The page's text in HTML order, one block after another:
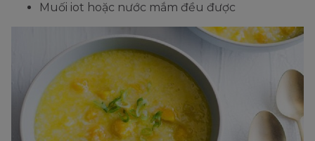
Muối iot hoặc nước mắm đều được